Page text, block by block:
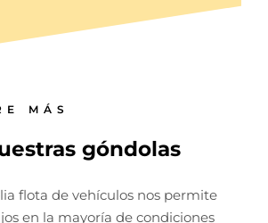
MÁS
góndolas
flota de vehículos nos permite
en la mayoría de condiciones